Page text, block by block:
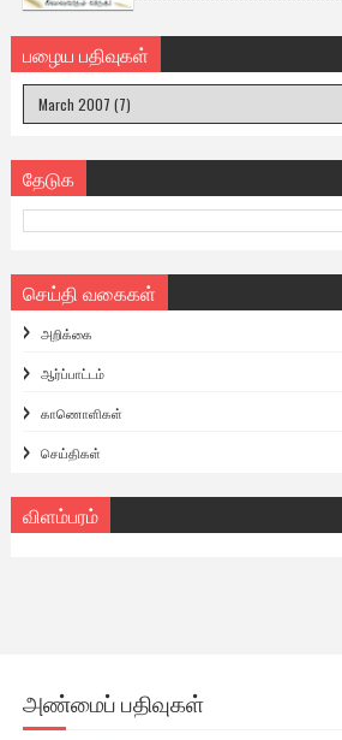
பழைய பதிவுகள்
தேடுக
செய்தி வகைகள்
அறிக்கை
ஆர்ப்பாட்டம்
காணொளிகள்
செய்திகள்
விளம்பரம்
அண்மைப் பதிவுகள்